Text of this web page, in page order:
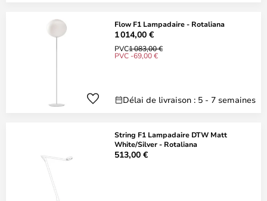
Flow F1 Lampadaire - Rotaliana
1 014,00 €
PVC1 083,00 €
PVC -69,00 €
Délai de livraison : 5 - 7 semaines
String F1 Lampadaire DTW Matt
White/Silver - Rotaliana
513,00 €